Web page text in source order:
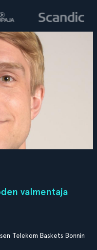
valmentaja
Telekom Baskets Bonnin